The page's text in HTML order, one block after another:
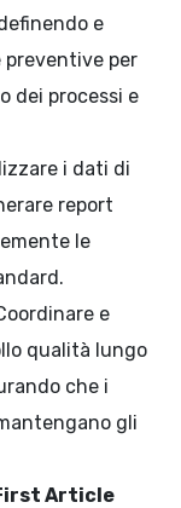
e
per
dei processi e
i dati di
report
le
e
qualità lungo
che i
gli
Article